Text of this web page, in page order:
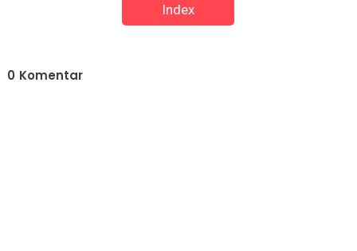
Index
0 Komentar